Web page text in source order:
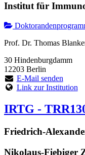
Institut für
Prof. Dr. Thomas
30 Hindenburgdamm
12203 Berlin
E-Mail senden
Link zur Institution
IRTG -
Friedrich-
Nikolaus-Fiebiger